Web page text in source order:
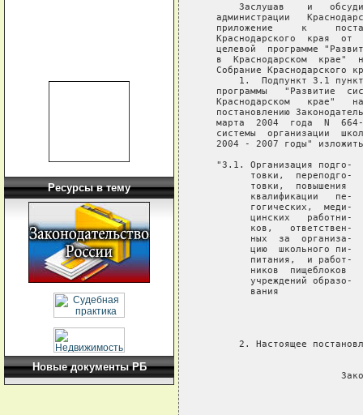
Ресурсы в тему
Новые документы РБ
Заслушав    и
администрации
приложение     к
Краснодарского  края  от
целевой  программе
в  Краснодарском  крае"
Собрание Краснодарского
1.  Подпункт 3.1
программы   "Развитие
Краснодарском   крае"
постановлению
марта  2004  года  N
системы  организации
2004 - 2007 годы"
"3.1. Организация подго-
товки,  переподго-
товки,  повышения
квалификации   пе-
гогических,  меди-
цинских   работни-
ков,   ответствен-
ных  за  организа-
цию  школьного пи-
питания,  и работ-
ников  пищеблоков
учреждений образо-
вания
2. Настоящее